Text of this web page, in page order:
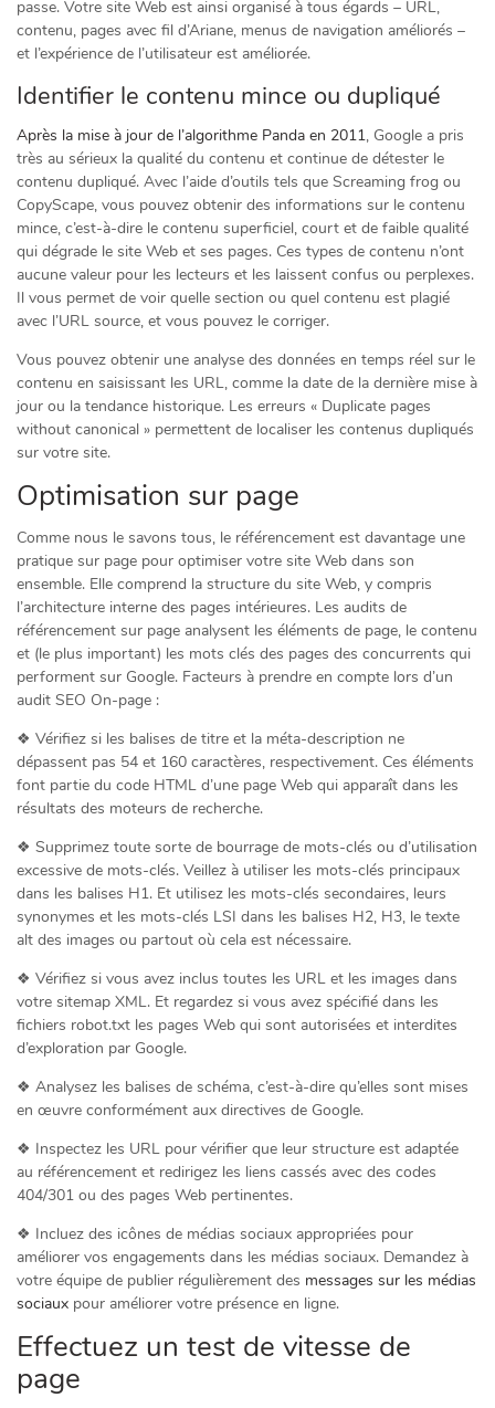
passe. Votre site Web est ainsi organisé à tous égards – URL,
contenu, pages avec fil d’Ariane, menus de navigation améliorés –
et l’expérience de l’utilisateur est améliorée.
Identifier le contenu mince ou dupliqué
Après la mise à jour de l’algorithme Panda en 2011, Google a pris
très au sérieux la qualité du contenu et continue de détester le
contenu dupliqué. Avec l’aide d’outils tels que Screaming frog ou
CopyScape, vous pouvez obtenir des informations sur le contenu
mince, c’est-à-dire le contenu superficiel, court et de faible qualité
qui dégrade le site Web et ses pages. Ces types de contenu n’ont
aucune valeur pour les lecteurs et les laissent confus ou perplexes.
Il vous permet de voir quelle section ou quel contenu est plagié
avec l’URL source, et vous pouvez le corriger.
Vous pouvez obtenir une analyse des données en temps réel sur le
contenu en saisissant les URL, comme la date de la dernière mise à
jour ou la tendance historique. Les erreurs « Duplicate pages
without canonical » permettent de localiser les contenus dupliqués
sur votre site.
Optimisation sur page
Comme nous le savons tous, le référencement est davantage une
pratique sur page pour optimiser votre site Web dans son
ensemble. Elle comprend la structure du site Web, y compris
l’architecture interne des pages intérieures. Les audits de
référencement sur page analysent les éléments de page, le contenu
et (le plus important) les mots clés des pages des concurrents qui
performent sur Google. Facteurs à prendre en compte lors d’un
audit SEO On-page :
❖ Vérifiez si les balises de titre et la méta-description ne
dépassent pas 54 et 160 caractères, respectivement. Ces éléments
font partie du code HTML d’une page Web qui apparaît dans les
résultats des moteurs de recherche.
❖ Supprimez toute sorte de bourrage de mots-clés ou d’utilisation
excessive de mots-clés. Veillez à utiliser les mots-clés principaux
dans les balises H1. Et utilisez les mots-clés secondaires, leurs
synonymes et les mots-clés LSI dans les balises H2, H3, le texte
alt des images ou partout où cela est nécessaire.
❖ Vérifiez si vous avez inclus toutes les URL et les images dans
votre sitemap XML. Et regardez si vous avez spécifié dans les
fichiers robot.txt les pages Web qui sont autorisées et interdites
d’exploration par Google.
❖ Analysez les balises de schéma, c’est-à-dire qu’elles sont mises
en œuvre conformément aux directives de Google.
❖ Inspectez les URL pour vérifier que leur structure est adaptée
au référencement et redirigez les liens cassés avec des codes
404/301 ou des pages Web pertinentes.
❖ Incluez des icônes de médias sociaux appropriées pour
améliorer vos engagements dans les médias sociaux. Demandez à
votre équipe de publier régulièrement des messages sur les médias
sociaux pour améliorer votre présence en ligne.
Effectuez un test de vitesse de
page